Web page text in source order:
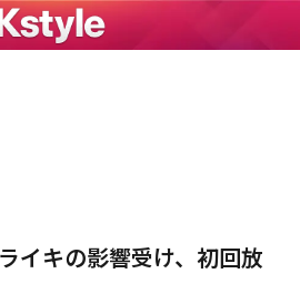
イキの影響受け、初回放